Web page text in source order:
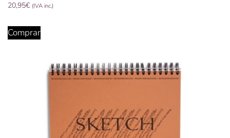
20,95€ (IVA inc.)
Comprar